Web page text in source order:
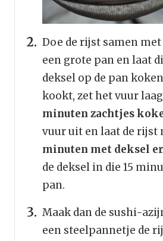
Doe de rijst samen
een grote pan en laat
deksel op de pan
kookt, zet het vuur
minuten zachtjes
vuur uit en laat de rijst
minuten met deksel
de deksel in die 15
pan.
Maak dan de sushi-
een steelpannetje de